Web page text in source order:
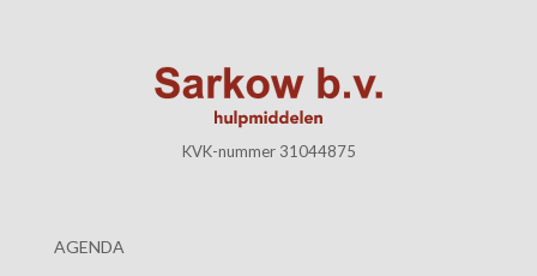
KVK-nummer 31044875
AGENDA